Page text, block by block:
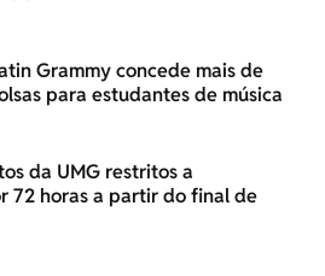
Grammy concede mais de
para estudantes de música
da UMG restritos a
72 horas a partir do final de